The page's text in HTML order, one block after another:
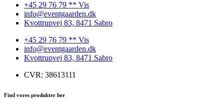
+45 29 76 79 ** Vis
info@eventgaarden.dk
Kvottrupvej 83, 8471 Sabro
+45 29 76 79 ** Vis
info@eventgaarden.dk
Kvottrupvej 83, 8471 Sabro
CVR: 38613111
Find vores produkter her